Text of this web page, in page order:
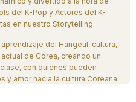
del K-Pop y Actores del K-
en nuestro Storytelling.
del Hangeul, cultura,
de Corea, creando un
con quienes pueden
y amor hacia la cultura Coreana.